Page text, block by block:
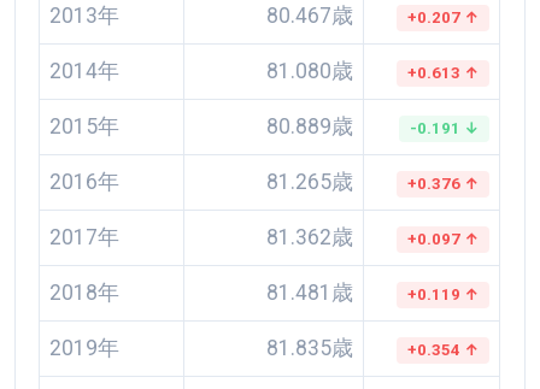
2013年 80.467歳 +0.207 ↑
2014年 81.080歳 +0.613 ↑
2015年 80.889歳 -0.191 ↓
2016年 81.265歳 +0.376 ↑
2017年 81.362歳 +0.097 ↑
2018年 81.481歳 +0.119 ↑
2019年 81.835歳 +0.354 ↑